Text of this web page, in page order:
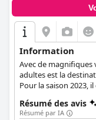
Information
Avec de magnifiques
adultes est la
Pour la saison 2023,
Résumé des avis
Résumé par IA